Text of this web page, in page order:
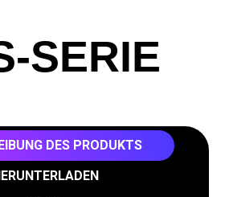
SERIE
DES PRODUKTS